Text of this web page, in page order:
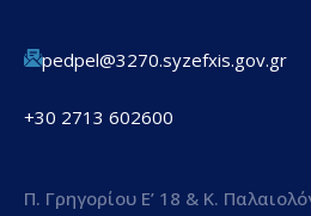
pedpel@3270.syzefxis.gov.gr
+30 2713 602600
Π. Γρηγορίου E’ 18 & Κ.